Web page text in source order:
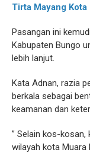
Tirta Mayang
Pasangan ini
Kabupaten Bungo
lebih lanjut.
Kata Adnan, razia
berkala sebagai
keamanan dan
” Selain kos-
wilayah kota Muara